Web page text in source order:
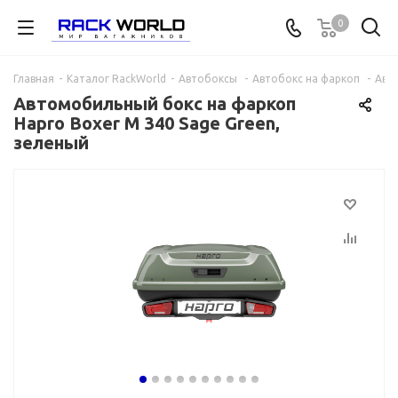
0
Главная - Каталог RackWorld - Автобоксы - Автобокс на фаркоп -
Автомобильный бокс на фаркоп
Hapro Boxer M 340 Sage Green,
зеленый